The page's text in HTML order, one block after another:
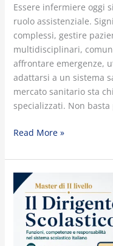
Essere infermiere oggi
ruolo assistenziale.
complessi, gestire
multidisciplinari,
affrontare emergenze,
adattarsi a un sistema
mercato sanitario sta
specializzati. Non basta
Read More »
Dirigente
Scolastico:
perché
leadership,